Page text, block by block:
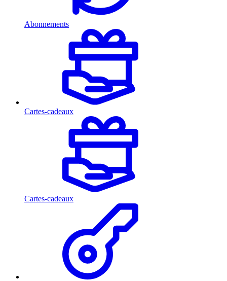
Abonnements
Cartes-cadeaux
Cartes-cadeaux